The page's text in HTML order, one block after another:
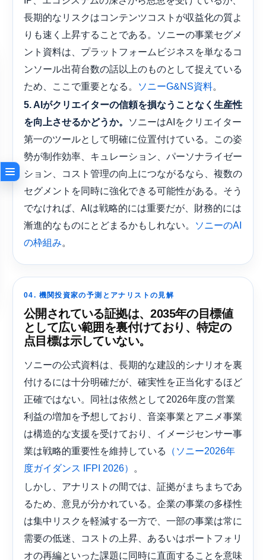
長期的なリスクはコンテンツコストが収益化の質よ
りも速く上昇することである。ソニーの事業セグメ
ント資料は、プラットフォームビジネスを単なるコ
ンソール出荷台数の話以上のものとして捉えている
ため、ここで重要となる。
ソニーG&NS資料
5. AIがクリエイターの信頼を損なうことなく生産性
を向上させるかどうか。
ソニーはAIをクリエイター
第一のツールとして明確に位置付けている。この姿
勢が制作効率、キュレーション、パーソナライゼー
ション、コスト管理の向上につながるなら、複数の
セグメントを同時に強化できる可能性がある。そう
でなければ、AIは戦略的には重要だが、財務的には
漸進的なものにとどまるかもしれない。
ソニーのAI
の枠組み
04. 機関投資家の予測とアナリストの見解
公開されている証拠は、2035年の目標値
として広い範囲を裏付けており、特定の
点目標は示していない。
ソニーの公式資料は、長期的な建設的シナリオを裏
付けるには十分明確だが、確実性を正当化するほど
正確ではない。同社は依然として2026年度の営業
利益の増加を予想しており、音楽事業とアニメ事業
は構造的な支援を受けており、イメージセンサー事
業は戦略的重要性を維持している
（ソニー2026年
度ガイダンス
IFPI 2026）
しかし、アナリストの間では、証拠がまちまちであ
るため、意見が分かれている。企業の事業の多様性
は集中リスクを軽減する一方で、一部の事業は常に
需要の低迷、コストの上昇、あるいはポートフォリ
オの再編といった課題に同時に直面することを意味